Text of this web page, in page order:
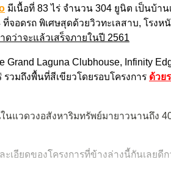
มีเนื้อที่ 83 ไร่ จำนวน 304 ยูนิต เป็นบ้า
จอดรถ พิเศษสุดด้วยวิวทะเลสาบ, โรงห
ดว่าจะแล้วเสร็จภายในปี 2561
Grand Laguna Clubhouse, Infinity
รวมถึงพื้นที่สีเขียวโดยรอบโครงการ ด้วย
นแวดวงอสังหาริมทรัพย์มายาวนานถึง
เอียดของโครงการที่ข้างล่างนี้กันเลยดีก